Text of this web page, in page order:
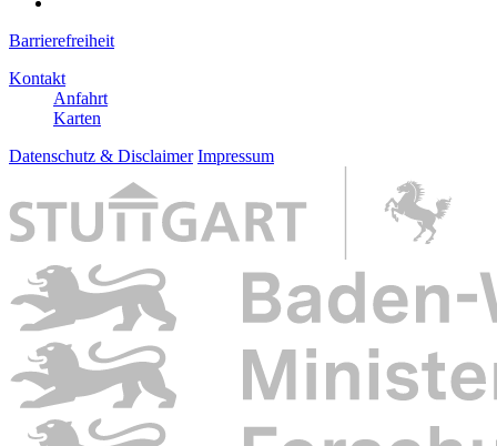
Barrierefreiheit
Kontakt
Anfahrt
Karten
Datenschutz & Disclaimer Impressum